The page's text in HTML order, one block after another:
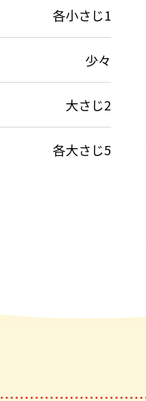
各小さじ1
少々
大さじ2
各大さじ5